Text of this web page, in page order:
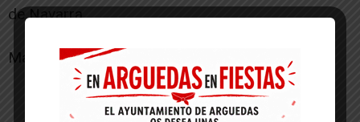
de Navarra.
Más información en la
-- Publicidad --